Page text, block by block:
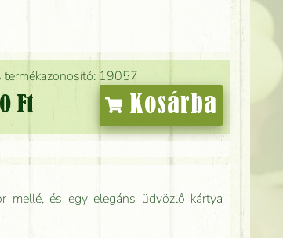
termékazonosító: 19057
Ft Kosárba
mellé, és egy elegáns üdvözlő kártya